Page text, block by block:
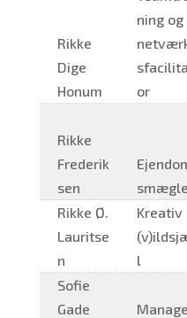
Rikke
Dige
Honum
ning og
or
Rikke
Frederik
sen
Rikke Ø.
Lauritse
n
Kreativ
l
Sofie
Gade